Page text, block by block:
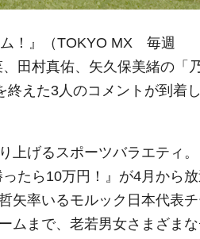
！』（TOKYO MX 毎週
田村真佑、矢久保美緒の「
終えた3人のコメントが到着
上げるスポーツバラエティ。
たら10万円！』が4月から
矢率いるモルック日本代表
ムまで、老若男女さまざま